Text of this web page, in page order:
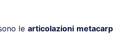
le articolazioni